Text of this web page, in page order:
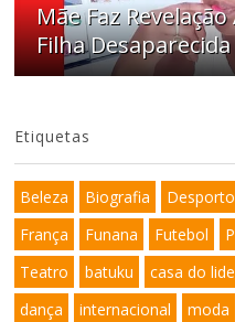
Mãe Faz
Filha Desaparecida
Etiquetas
Beleza Biografia Desporto
França
Funana Futebol
Teatro
batuku casa do
dança
internacional moda